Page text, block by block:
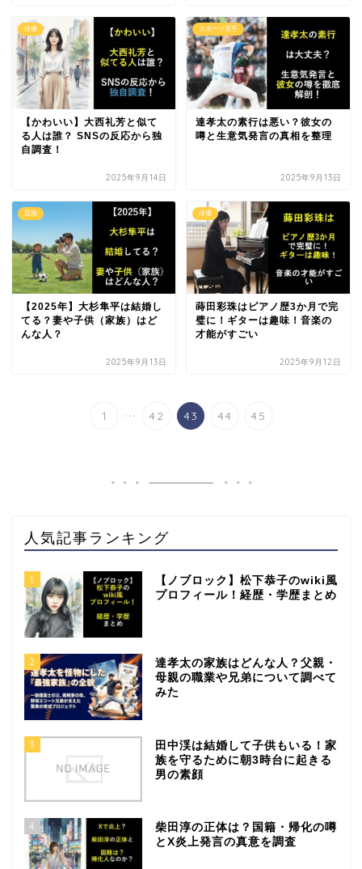
俳優
【かわいい】大西礼芳と似て
る人は誰？ SNSの反応から独
自調査！
2025年9月14日
スポーツ選手
達孝太の素行は悪い？彼女の
噂と生意気発言の真相を整理
2025年9月13日
芸能
【2025年】大杉隼平は結婚し
てる？妻や子供（家族）はど
んな人？
2025年9月13日
俳優
蒔田彩珠はピアノ歴3か月で完
璧に！ギターは趣味！音楽の
才能がすごい
2025年9月12日
1 ... 42 43 44 45
人気記事ランキング
1
【ノブロック】松下恭子のwiki風
プロフィール！経歴・学歴まとめ
2
達孝太の家族はどんな人？父親・
母親の職業や兄弟について調べて
みた
3
田中渓は結婚して子供もいる！家
族を守るために朝3時台に起きる
男の素顔
4
柴田淳の正体は？国籍・帰化の噂
とX炎上発言の真意を調査